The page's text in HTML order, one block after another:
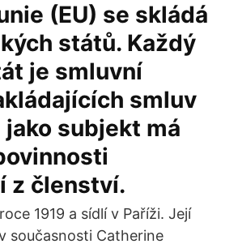
(EU) se skládá
států. Každý
je smluvní
smluv
subjekt má
z členství.
1919 a sídlí v Paříži. Její
současnosti Catherine